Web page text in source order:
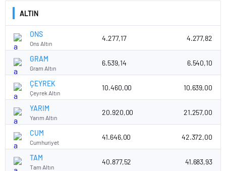
ALTIN
ONS
Ons Altın
4.277,17 4.277,82
GRAM
Gram Altın
6.539,14 6.540,10
ÇEYREK
Çeyrek Altın
10.460,00 10.639,00
YARIM
Yarım Altın
20.920,00 21.257,00
CUM
Cumhuriyet
41.646,00 42.372,00
TAM
Tam Altın
40.877,52 41.683,93